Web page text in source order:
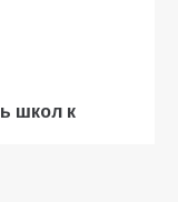
школ к